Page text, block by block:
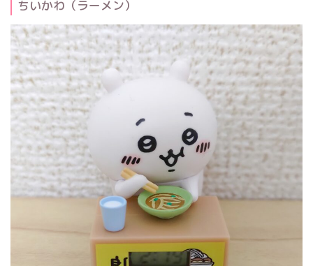
ちいかわ（ラーメン）